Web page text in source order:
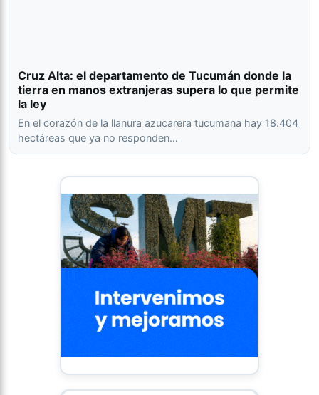
Cruz Alta: el departamento de Tucumán donde la
tierra en manos extranjeras supera lo que permite
la ley
En el corazón de la llanura azucarera tucumana hay 18.404
hectáreas que ya no responden…